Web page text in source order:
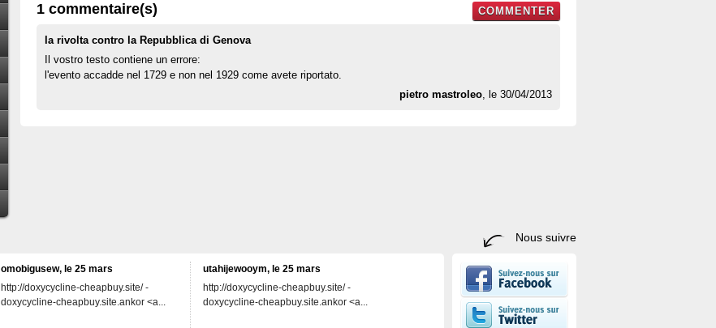
COMMENTER
1 commentaire(s)
la rivolta contro la Repubblica di Genova
Il vostro testo contiene un errore:
l'evento accadde nel 1729 e non nel 1929 come avete riportato.
pietro mastroleo, le 30/04/2013
omobigusew, le 25 mars
http://doxycycline-cheapbuy.site/ -
doxycycline-cheapbuy.site.ankor <a...
utahijewooym, le 25 mars
http://doxycycline-cheapbuy.site/ -
doxycycline-cheapbuy.site.ankor <a...
Nous suivre